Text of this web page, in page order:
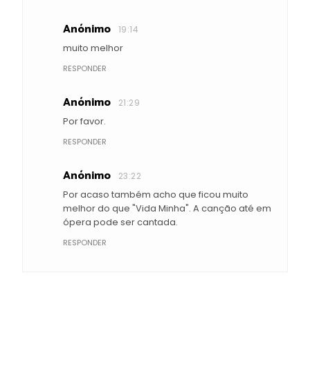
Anónimo 19:14
muito melhor
RESPONDER
Anónimo 21:29
Por favor.
RESPONDER
Anónimo 23:22
Por acaso também acho que ficou muito
melhor do que "Vida Minha". A canção até em
ópera pode ser cantada.
RESPONDER